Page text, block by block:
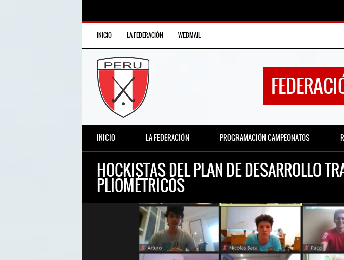
INICIO LA FEDERACIÓN WEBMAIL
INICIO LA FEDERACIÓN PROGRAMACIÓN CAMPEONATOS
HOCKISTAS DEL PLAN DE DESARROLLO
PLIOMÉTRICOS